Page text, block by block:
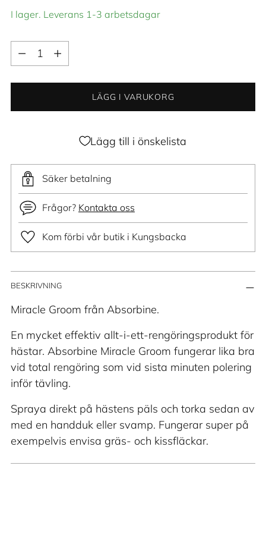
I lager. Leverans 1-3 arbetsdagar
Kvantitet
Kvantitet
LÄGG I VARUKORG
Lägg till i önskelista
Säker betalning
Frågor? Kontakta oss
Kom förbi vår butik i Kungsbacka
Lägger
till
produkt
din
varukorg
BESKRIVNING
Miracle Groom från Absorbine.
En mycket effektiv allt-i-ett-rengöringsprodukt för
hästar. Absorbine Miracle Groom fungerar lika bra
vid total rengöring som vid sista minuten polering
inför tävling.
Spraya direkt på hästens päls och torka sedan av
med en handduk eller svamp. Fungerar super på
exempelvis envisa gräs- och kissfläckar.